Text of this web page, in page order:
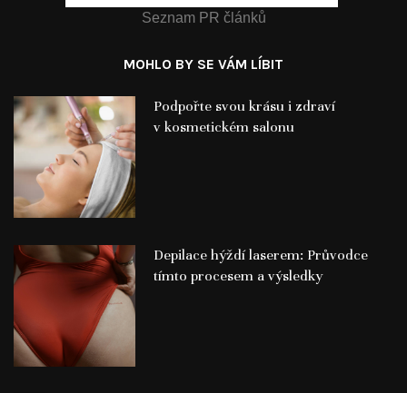
Seznam PR článků
MOHLO BY SE VÁM LÍBIT
Podpořte svou krásu i zdraví
v kosmetickém salonu
Depilace hýždí laserem: Průvodce
tímto procesem a výsledky